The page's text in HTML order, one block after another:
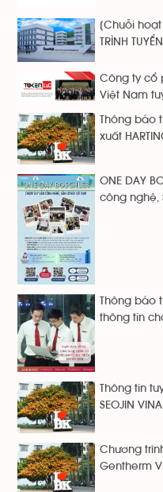
[Chuỗi hoạt
TRÌNH
Công ty cổ
Việt Nam
Thông báo
xuất
ONE DAY
công nghệ,
Thông báo
thông tin
Thông tin
SEOJIN VINA
Chương
Gentherm